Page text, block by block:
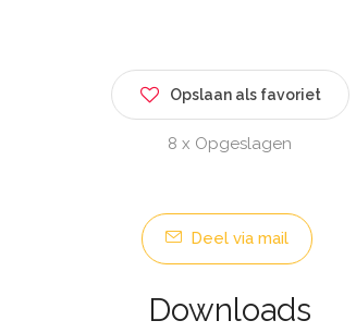
Opslaan als favoriet
8 x Opgeslagen
Deel via mail
Downloads